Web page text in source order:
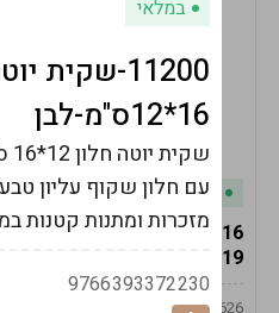
במלאי
19616-אגרטל הרמס
19ס"מ -קרם
9009492379626
במלאי
11200-שקית
16*12ס"מ-לבן
עם חלון שקוף עליון
מזכרות ומתנות קטנות
9766393372230